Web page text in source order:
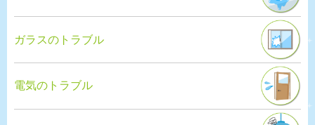
ガラスのトラブル
電気のトラブル